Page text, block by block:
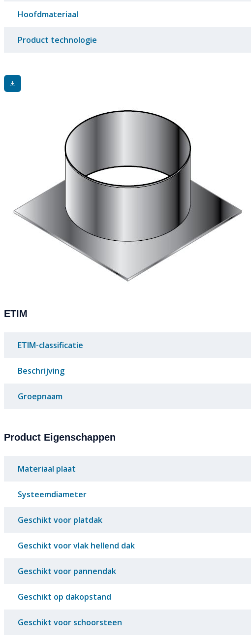
Hoofdmateriaal
Product technologie
ETIM
ETIM-classificatie
Beschrijving
Groepnaam
Product Eigenschappen
Materiaal plaat
Systeemdiameter
Geschikt voor platdak
Geschikt voor vlak hellend dak
Geschikt voor pannendak
Geschikt op dakopstand
Geschikt voor schoorsteen